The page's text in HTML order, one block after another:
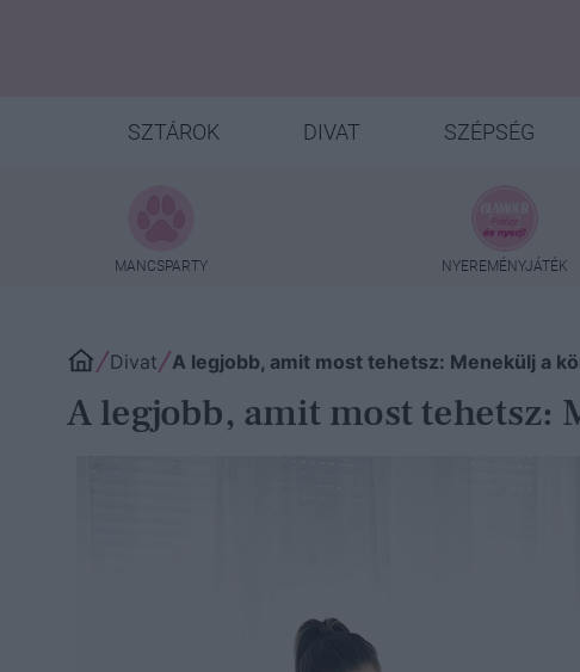
SZTÁROK DIVAT SZÉPSÉG
MANCSPARTY NYEREMÉNYJÁTÉK
Divat A legjobb, amit most tehetsz: Menekülj a
A legjobb, amit most